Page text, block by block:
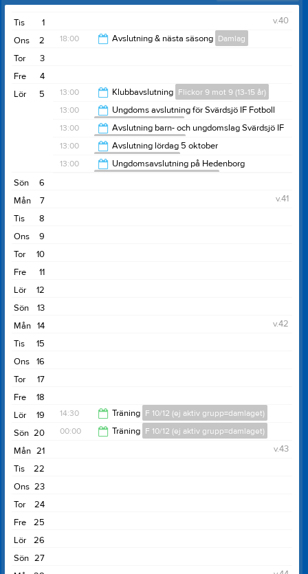
1
Tis
v.40
2
Ons 18:00 Avslutning & nästa säsong Damlag
3
Tor
4
Fre
5
Lör 13:00 Klubbavslutning Flickor 9 mot 9 (13-15 år)
15:00
13:00
Ungdoms avslutning för Svärdsjö IF Fotboll
Pojkar 7 mot 7 (10-12 år)
15:00
13:00
Avslutning barn- och ungdomslag Svärdsjö IF
Pojkar 9 mot 9 (13-15 år)
15:00
13:00
Avslutning lördag 5 oktober
Pojkar 5 mot 5 (8-9 år)
13:00
Ungdomsavslutning på Hedenborg
6
Sön
7
Mån
v.41
8
Tis
9
Ons
10
Tor
11
Fre
12
Lör
13
Sön
14
Mån
v.42
15
Tis
16
Ons
17
Tor
18
Fre
19
Lör 14:30 Träning F 10/12 (ej aktiv grupp=damlaget)
20
Sön 00:00 Träning F 10/12 (ej aktiv grupp=damlaget)
21
Mån
v.43
22
Tis
23
Ons
24
Tor
25
Fre
26
Lör
27
Sön